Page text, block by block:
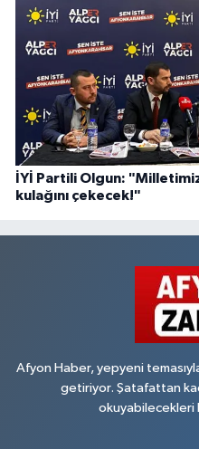
İYİ Partili Olgun:
kulağını çekecek!"
Afyon Haber, yepyeni
getiriyor. Şatafattan
okuyabilecekleri